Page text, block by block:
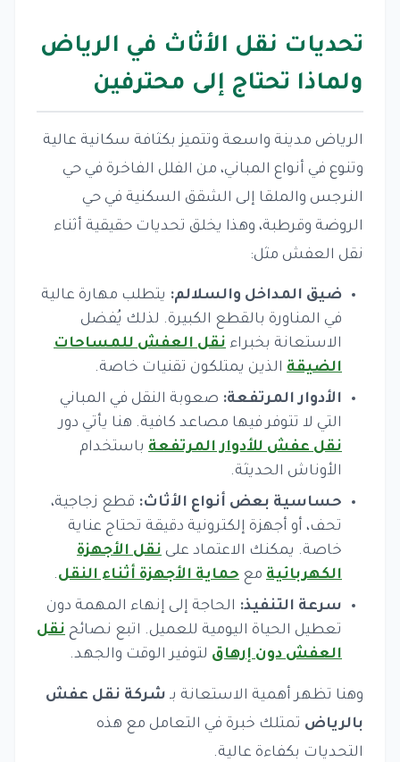
تحديات نقل الأثاث في الرياض
ولماذا تحتاج إلى محترفين
الرياض مدينة واسعة وتتميز بكثافة سكانية عالية
وتنوع في أنواع المباني، من الفلل الفاخرة في حي
النرجس والملقا إلى الشقق السكنية في حي
الروضة وقرطبة، وهذا يخلق تحديات حقيقية أثناء
نقل العفش مثل:
ضيق المداخل والسلالم: يتطلب مهارة عالية
في المناورة بالقطع الكبيرة. لذلك يُفضل
الاستعانة بخبراء نقل العفش للمساحات
الضيقة الذين يمتلكون تقنيات خاصة.
الأدوار المرتفعة: صعوبة النقل في المباني
التي لا تتوفر فيها مصاعد كافية. هنا يأتي دور
نقل عفش للأدوار المرتفعة باستخدام
الأوناش الحديثة.
حساسية بعض أنواع الأثاث: قطع زجاجية،
تحف، أو أجهزة إلكترونية دقيقة تحتاج عناية
خاصة. يمكنك الاعتماد على نقل الأجهزة
الكهربائية مع حماية الأجهزة أثناء النقل.
سرعة التنفيذ: الحاجة إلى إنهاء المهمة دون
تعطيل الحياة اليومية للعميل. اتبع نصائح نقل
العفش دون إرهاق لتوفير الوقت والجهد.
وهنا تظهر أهمية الاستعانة بـ شركة نقل عفش
بالرياض تمتلك خبرة في التعامل مع هذه
التحديات بكفاءة عالية.